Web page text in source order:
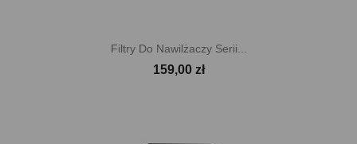
Filtry Do Nawilżaczy Serii...
159,00 zł